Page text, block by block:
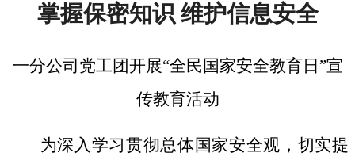
掌握保密知识 维护信息安全
一分公司党工团开展“全民国家安全教育日”宣
传教育活动
为深入学习贯彻总体国家安全观，切实提